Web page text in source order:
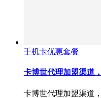
手机卡优惠套餐
卡博世代理加盟渠道
卡博世代理加盟渠道